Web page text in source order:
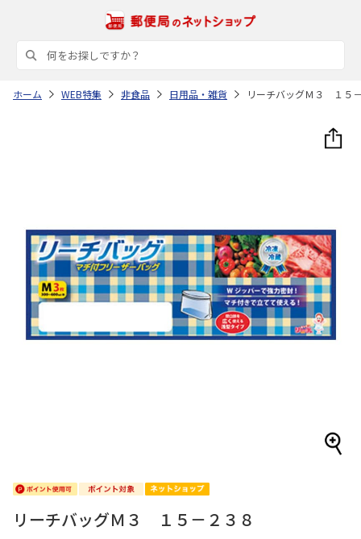
ホーム WEB特集 非食品 日用品・雑貨 リーチバッグＭ３ １５
リーチバッグＭ３ １５－２３８